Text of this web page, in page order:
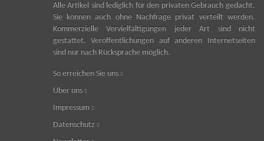
Alle Artikel sind lediglich für den privaten Gebrauch gedacht.
Sie können auch ohne Nachfrage privat verteilt werden.
Kommerzielle Vervielfältigungen jeder Art sind nicht
gestattet. Veröffentlichungen auf anderen Internetseiten
sind nur nach Rücksprache möglich.
So erreichen Sie uns
Über uns
Impressum
Datenschutz